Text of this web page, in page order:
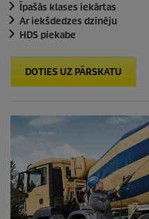
Īpašās klases iekārtas
Ar iekšdedzes dzinēju
HDS piekabe
DOTIES UZ PĀRSKATU